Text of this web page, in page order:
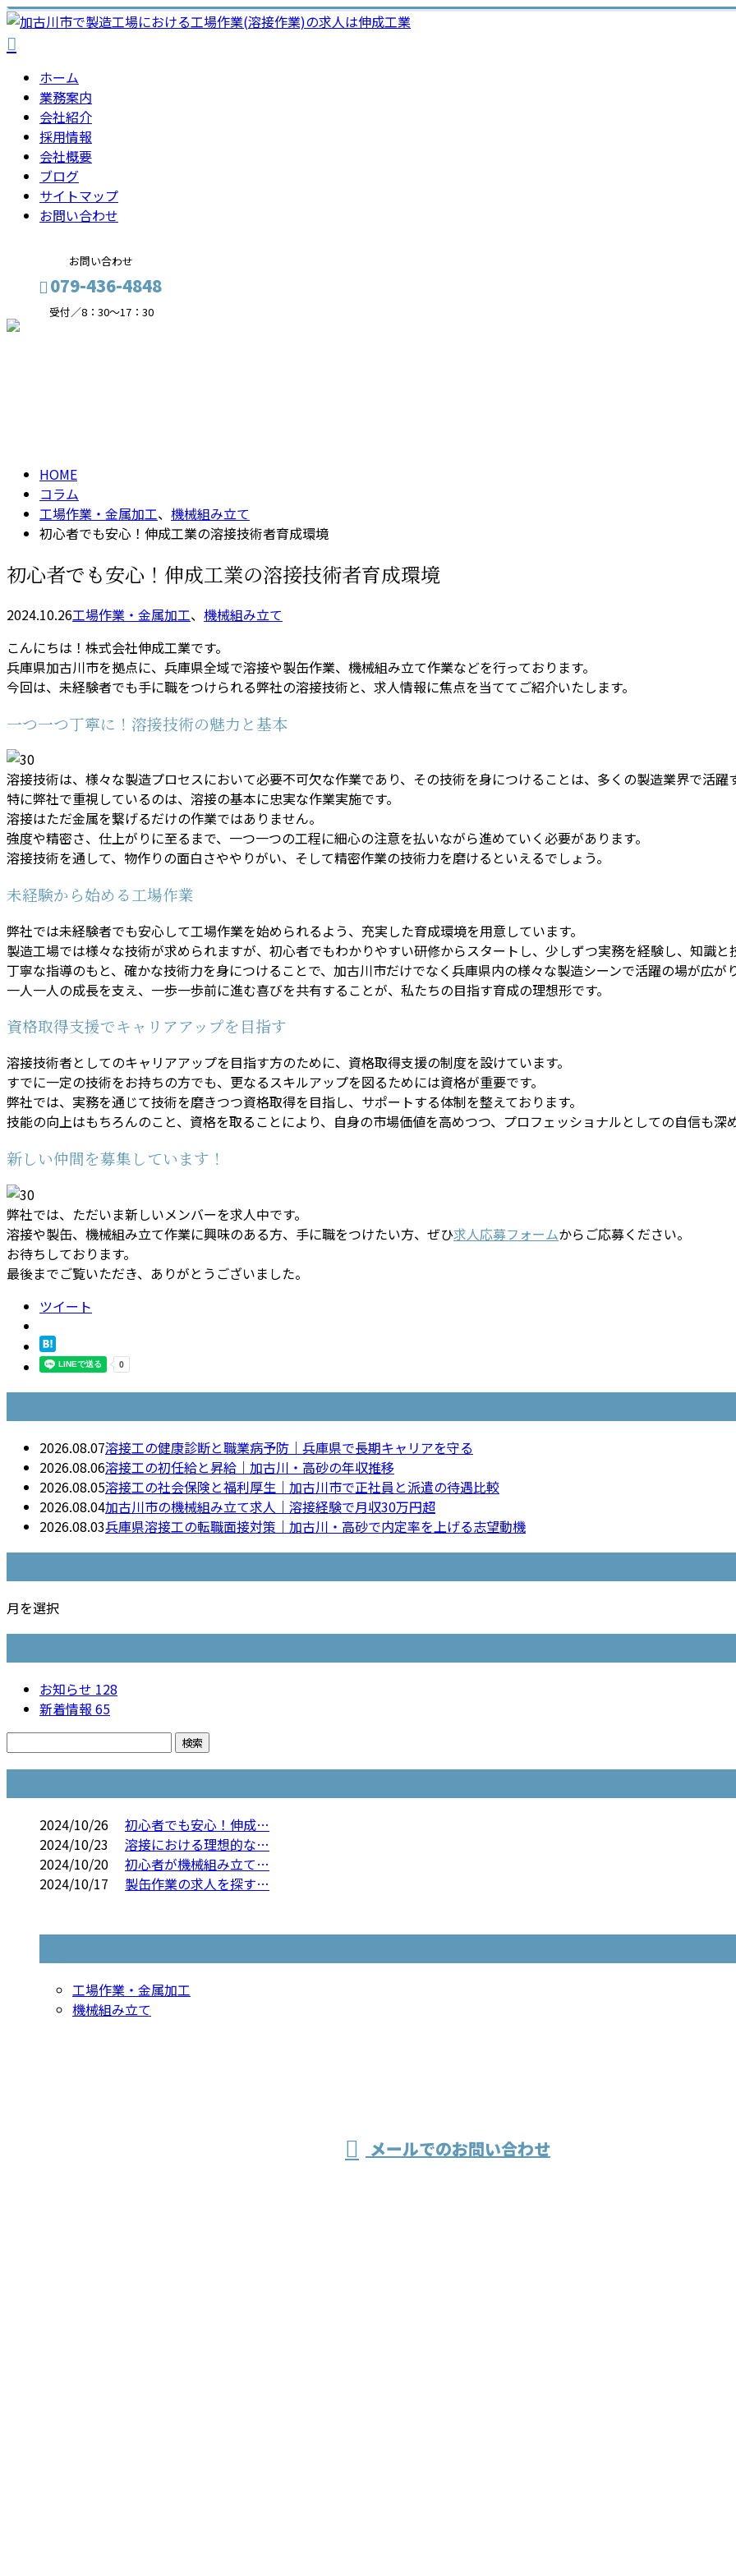
ホーム
業務案内
会社紹介
採用情報
会社概要
ブログ
サイトマップ
お問い合わせ
お問い合わせ
079-436-4848
受付／8：30～17：30
HOME
コラム
工場作業・金属加工、 機械組み立て
初心者でも安心！伸成工業の溶接技術者育成環境
初心者でも安心！伸成工業の溶接技術者育成環境
2024.10.26工場作業・金属加工、 機械組み立て
こんにちは！株式会社伸成工業です。
兵庫県加古川市を拠点に、兵庫県全域で溶接や製缶作業、機械組み立て作業などを行っております。
今回は、未経験者でも手に職をつけられる弊社の溶接技術と、求人情報に焦点を当ててご紹介いたします。
一つ一つ丁寧に！溶接技術の魅力と基本
溶接技術は、様々な製造プロセスにおいて必要不可欠な作業であり、その技術を身につけることは、多くの製造業界で活躍
特に弊社で重視しているのは、溶接の基本に忠実な作業実施です。
溶接はただ金属を繋げるだけの作業ではありません。
強度や精密さ、仕上がりに至るまで、一つ一つの工程に細心の注意を払いながら進めていく必要があります。
溶接技術を通して、物作りの面白さややりがい、そして精密作業の技術力を磨けるといえるでしょう。
未経験から始める工場作業
弊社では未経験者でも安心して工場作業を始められるよう、充実した育成環境を用意しています。
製造工場では様々な技術が求められますが、初心者でもわかりやすい研修からスタートし、少しずつ実務を経験し、知識と
丁寧な指導のもと、確かな技術力を身につけることで、加古川市だけでなく兵庫県内の様々な製造シーンで活躍の場が広がり
一人一人の成長を支え、一歩一歩前に進む喜びを共有することが、私たちの目指す育成の理想形です。
資格取得支援でキャリアアップを目指す
溶接技術者としてのキャリアアップを目指す方のために、資格取得支援の制度を設けています。
すでに一定の技術をお持ちの方でも、更なるスキルアップを図るためには資格が重要です。
弊社では、実務を通じて技術を磨きつつ資格取得を目指し、サポートする体制を整えております。
技能の向上はもちろんのこと、資格を取ることにより、自身の市場価値を高めつつ、プロフェッショナルとしての自信も深
新しい仲間を募集しています！
弊社では、ただいま新しいメンバーを求人中です。
溶接や製缶、機械組み立て作業に興味のある方、手に職をつけたい方、ぜひ求人応募フォームからご応募ください。
お待ちしております。
最後までご覧いただき、ありがとうございました。
ツイート
2026.08.07溶接工の健康診断と職業病予防｜兵庫県で長期キャリアを守る
2026.08.06溶接工の初任給と昇給｜加古川・高砂の年収推移
2026.08.05溶接工の社会保険と福利厚生｜加古川市で正社員と派遣の待遇比較
2026.08.04加古川市の機械組み立て求人｜溶接経験で月収30万円超
2026.08.03兵庫県溶接工の転職面接対策｜加古川・高砂で内定率を上げる志望動機
月を選択
お知らせ 128
新着情報 65
2024/10/26
初心者でも安心！伸成…
2024/10/23
溶接における理想的な…
2024/10/20
初心者が機械組み立て…
2024/10/17
製缶作業の求人を探す…
工場作業・金属加工
機械組み立て
メールでのお問い合わせ